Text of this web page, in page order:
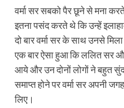
वर्मा सर सबको पैर छूने से मना
इतना पसंद करते थे कि उन्हें
दो बार वर्मा सर के साथ उनसे
एक बार ऐसा हुआ कि ललित सर
आये और उन दोनों लोगों ने बहुत
समाप्त होने पर वर्मा सर अपनी
लिए।